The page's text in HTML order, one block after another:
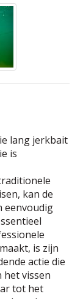
lang jerkbait
is
kan de
eenvoudig
is zijn
actie die
het vissen
tot het